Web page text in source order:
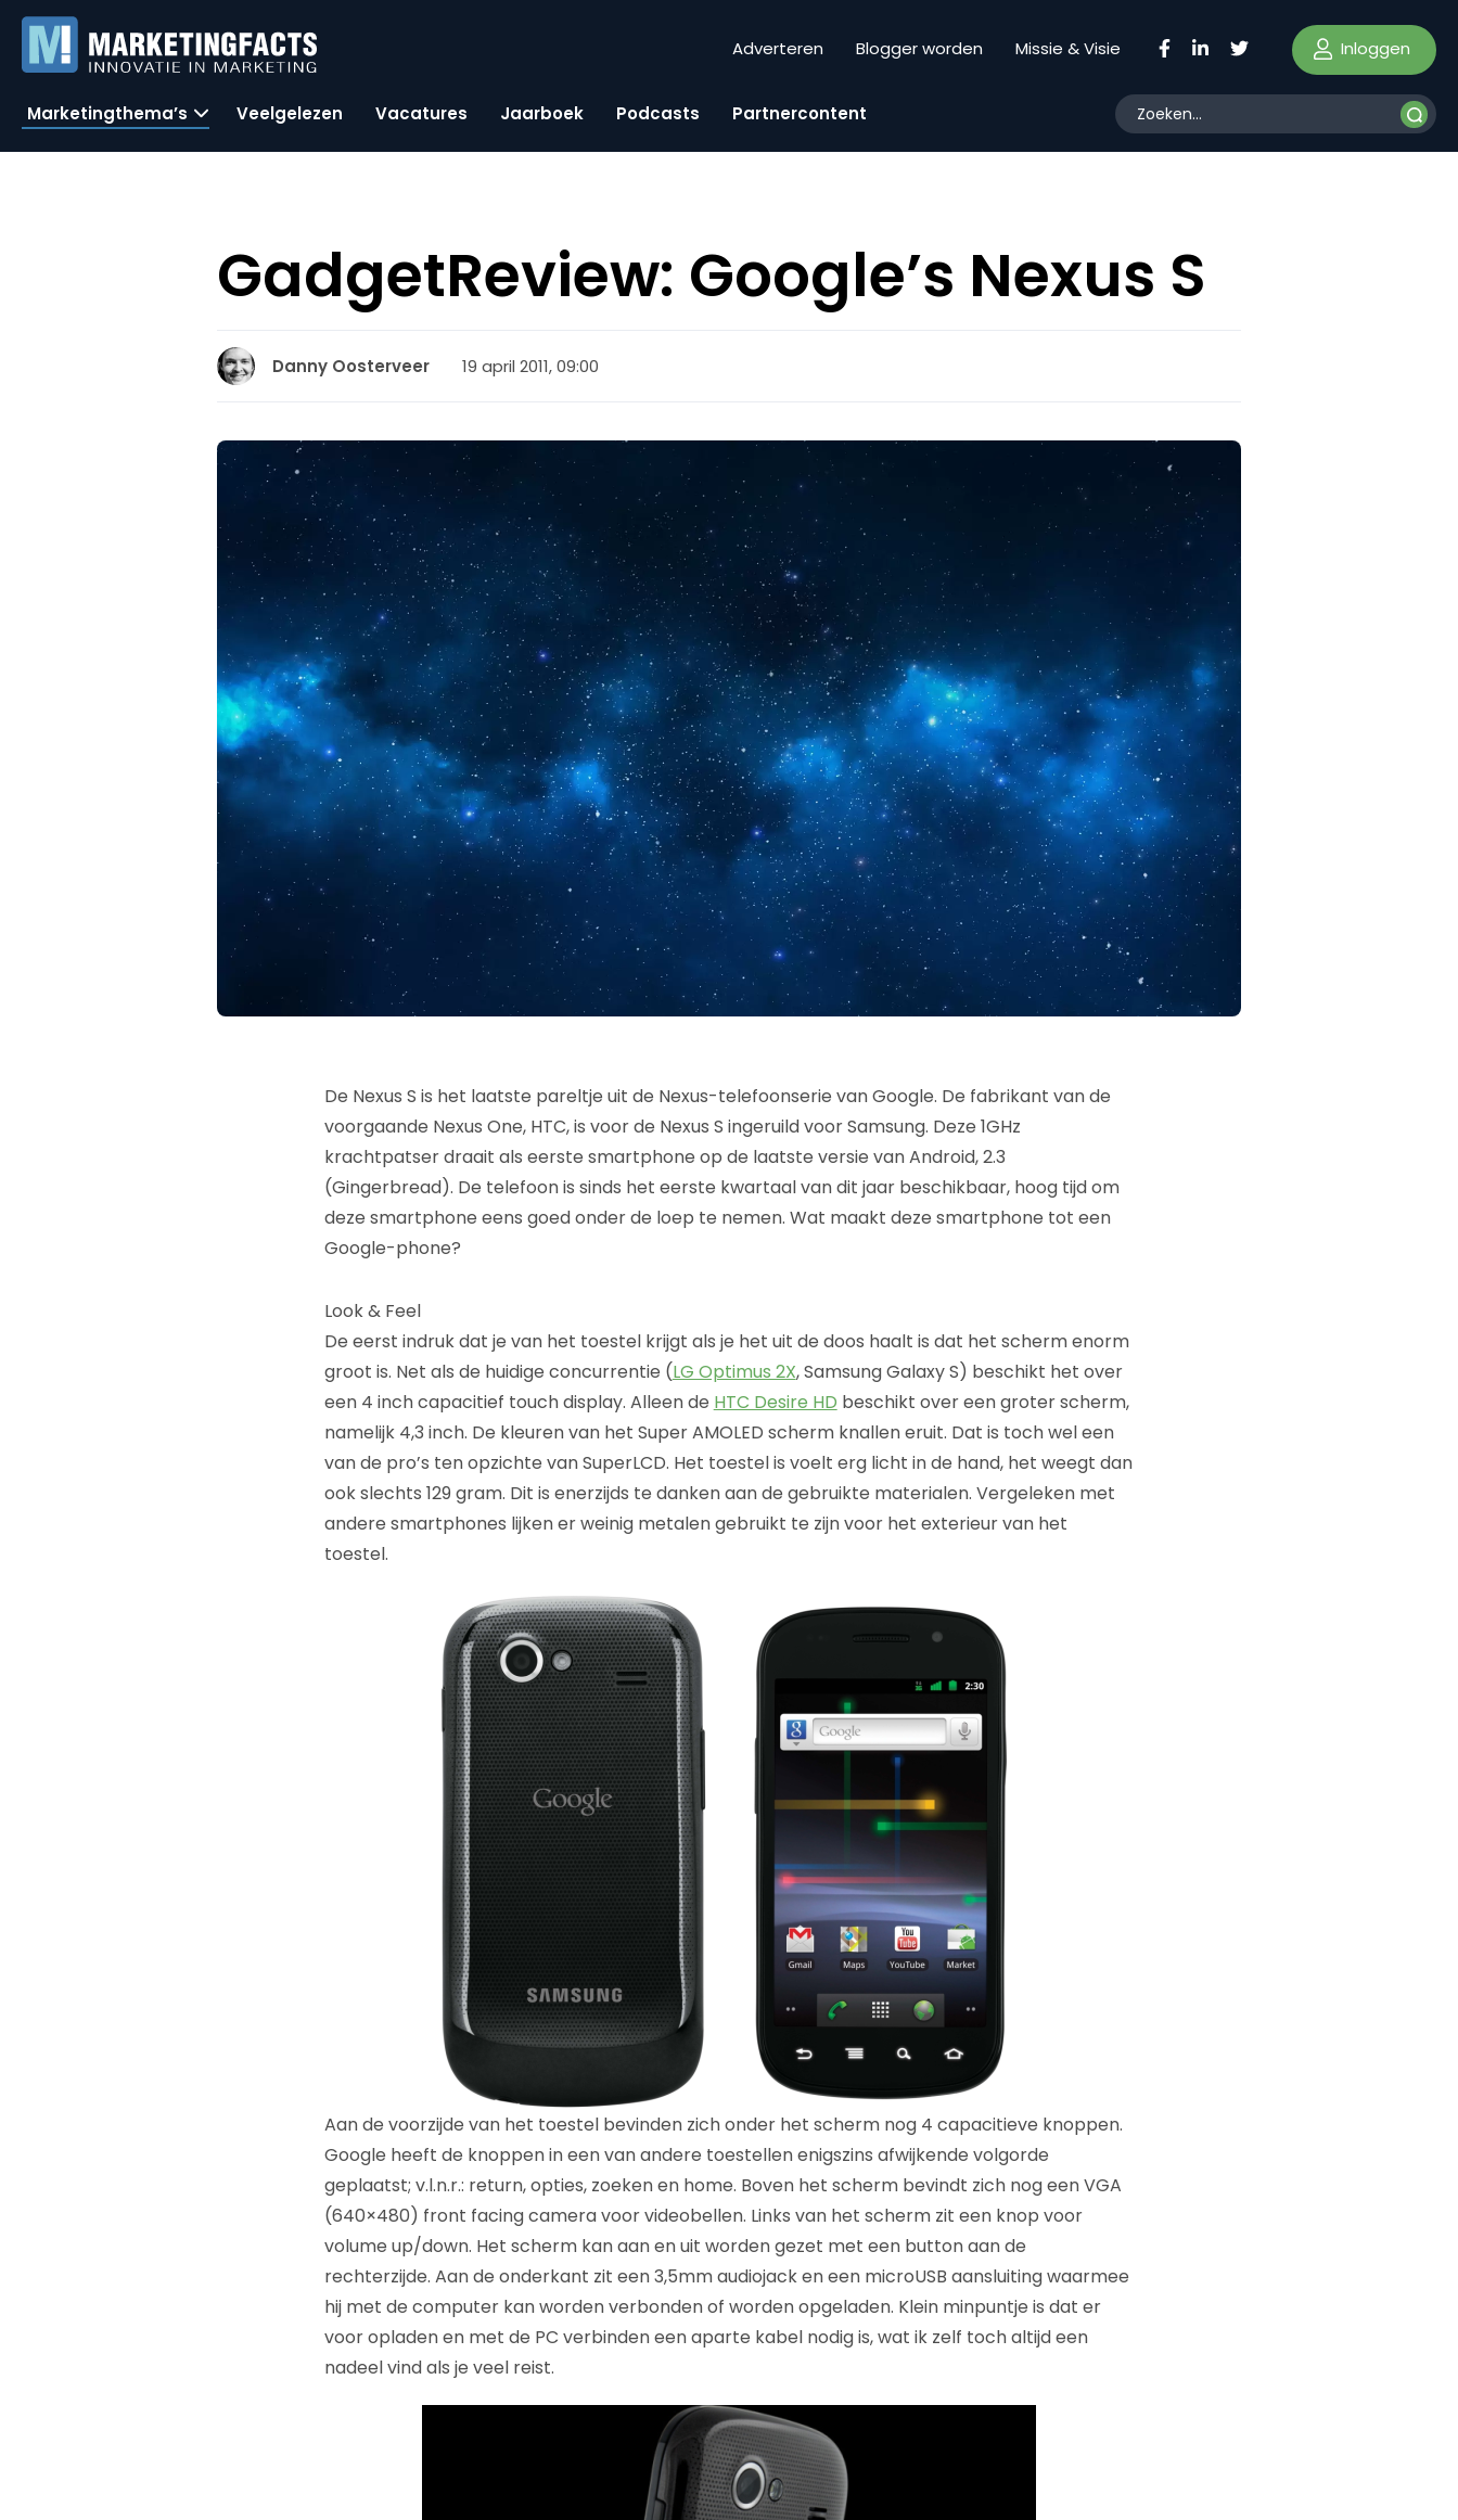
Adverteren Blogger worden Missie & Visie Inloggen
Marketingthema’s Veelgelezen Vacatures Jaarboek Podcasts Partnercontent
GadgetReview: Google’s Nexus S
Danny Oosterveer 19 april 2011, 09:00
De Nexus S is het laatste pareltje uit de Nexus-telefoonserie van Google. De fabrikant van de
voorgaande Nexus One, HTC, is voor de Nexus S ingeruild voor Samsung. Deze 1GHz
krachtpatser draait als eerste smartphone op de laatste versie van Android, 2.3
(Gingerbread). De telefoon is sinds het eerste kwartaal van dit jaar beschikbaar, hoog tijd om
deze smartphone eens goed onder de loep te nemen. Wat maakt deze smartphone tot een
Google-phone?
Look & Feel
De eerst indruk dat je van het toestel krijgt als je het uit de doos haalt is dat het scherm enorm
groot is. Net als de huidige concurrentie (LG Optimus 2X, Samsung Galaxy S) beschikt het over
een 4 inch capacitief touch display. Alleen de HTC Desire HD beschikt over een groter scherm,
namelijk 4,3 inch. De kleuren van het Super AMOLED scherm knallen eruit. Dat is toch wel een
van de pro’s ten opzichte van SuperLCD. Het toestel is voelt erg licht in de hand, het weegt dan
ook slechts 129 gram. Dit is enerzijds te danken aan de gebruikte materialen. Vergeleken met
andere smartphones lijken er weinig metalen gebruikt te zijn voor het exterieur van het
toestel.
Aan de voorzijde van het toestel bevinden zich onder het scherm nog 4 capacitieve knoppen.
Google heeft de knoppen in een van andere toestellen enigszins afwijkende volgorde
geplaatst; v.l.n.r.: return, opties, zoeken en home. Boven het scherm bevindt zich nog een VGA
(640×480) front facing camera voor videobellen. Links van het scherm zit een knop voor
volume up/down. Het scherm kan aan en uit worden gezet met een button aan de
rechterzijde. Aan de onderkant zit een 3,5mm audiojack en een microUSB aansluiting waarmee
hij met de computer kan worden verbonden of worden opgeladen. Klein minpuntje is dat er
voor opladen en met de PC verbinden een aparte kabel nodig is, wat ik zelf toch altijd een
nadeel vind als je veel reist.